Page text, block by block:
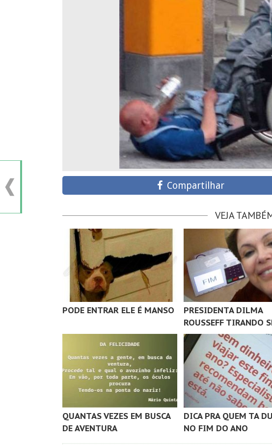
Compartilhar
VEJA
PODE ENTRAR ELE É MANSO
PRESIDENTA DILMA
ROUSSEFF TIRANDO
QUANTAS VEZES EM BUSCA
DE AVENTURA
DICA PRA QUEM TA
NO FIM DO ANO